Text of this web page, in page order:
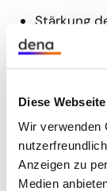
Diese
Wir verwenden
Anzeigen zu
Medien
Stärkung
E-Mail-